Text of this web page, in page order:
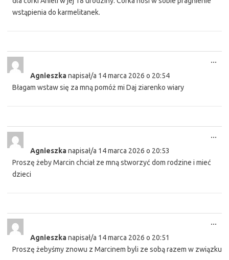
wstąpienia do karmelitanek.
Agnieszkanapisał/a 14 marca 2026 o 20:54
Błagam wstaw się za mną pomóż mi Daj ziarenko wiary
...
Agnieszkanapisał/a 14 marca 2026 o 20:53
Proszę żeby Marcin chciał ze mną stworzyć dom rodzine i mieć
dzieci
...
Agnieszkanapisał/a 14 marca 2026 o 20:51
Proszę żebyśmy znowu z Marcinem byli ze sobą razem w związku
...